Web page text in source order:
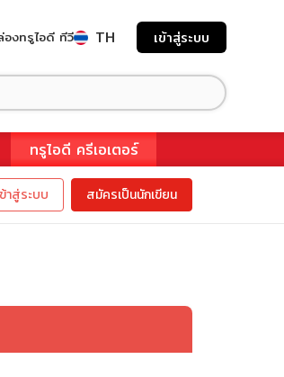
งทรูไอดี ทีวี TH เข้าสู่ระบบ
ทรูไอดี ครีเอเตอร์
าสู่ระบบ สมัครเป็นนักเขียน